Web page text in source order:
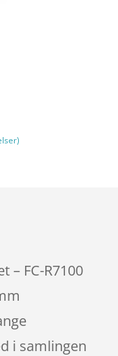
– FC-R7100
i samlingen